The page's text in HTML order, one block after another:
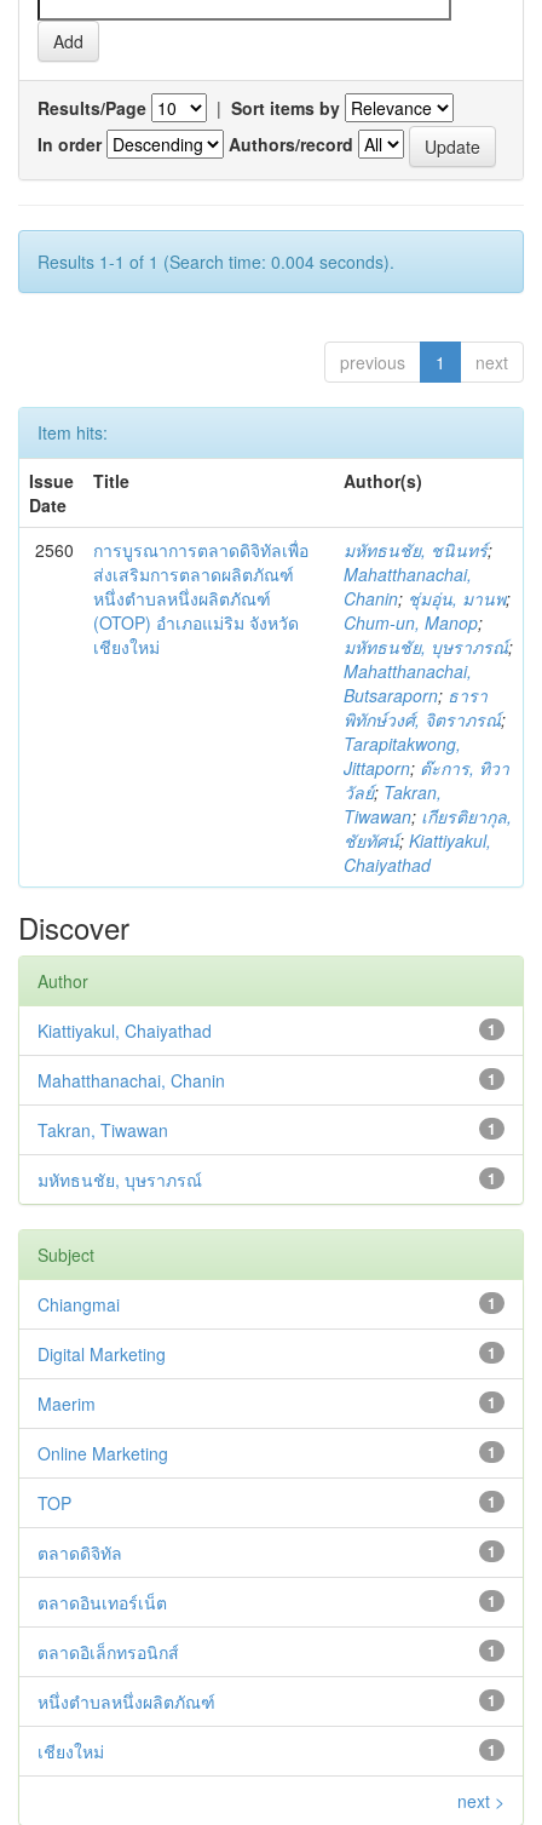
Results/Page | Sort items by
In order
Authors/record
Results 1-1 of 1 (Search time: 0.004 seconds).
previous 1 next
Item hits:
Issue
Date
Title Author(s)
2560
การบูรณาการตลาดดิจิทัลเพื่อ
ส่งเสริมการตลาดผลิตภัณฑ์
หนึ่งตำบลหนึ่งผลิตภัณฑ์
(OTOP) อำเภอแม่ริม จังหวัด
เชียงใหม่
มหัทธนชัย, ชนินทร์;
Mahatthanachai,
Chanin; ชุ่มอุ่น, มานพ;
Chum-un, Manop;
มหัทธนชัย, บุษราภรณ์;
Mahatthanachai,
Butsaraporn; ธารา
พิทักษ์วงศ์, จิตราภรณ์;
Tarapitakwong,
Jittaporn; ต๊ะการ, ทิวา
วัลย์; Takran,
Tiwawan; เกียรติยากุล,
ชัยทัศน์; Kiattiyakul,
Chaiyathad
Discover
Author
1
Kiattiyakul, Chaiyathad
1
Mahatthanachai, Chanin
1
Takran, Tiwawan
1
มหัทธนชัย, บุษราภรณ์
Subject
1
Chiangmai
1
Digital Marketing
1
Maerim
1
Online Marketing
1
TOP
1
ตลาดดิจิทัล
1
ตลาดอินเทอร์เน็ต
1
ตลาดอิเล็กทรอนิกส์
1
หนึ่งตำบลหนึ่งผลิตภัณฑ์
1
เชียงใหม่
next >